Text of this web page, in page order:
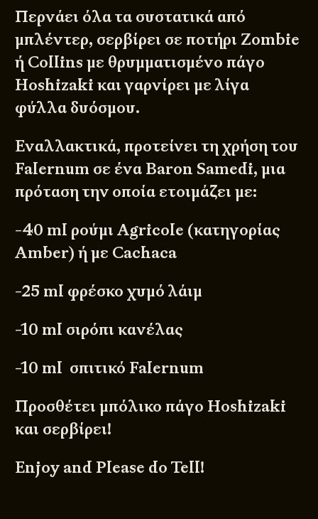
Περνάει όλα τα συστατικά από
μπλέντερ, σερβίρει σε ποτήρι Zombie
ή Collins με θρυμματισμένο πάγο
Hoshizaki και γαρνίρει με λίγα
φύλλα δυόσμου.
Εναλλακτικά, προτείνει τη χρήση του
Falernum σε ένα Baron Samedi, μια
πρόταση την οποία ετοιμάζει με:
-40 ml ρούμι Agricole (κατηγορίας
Amber) ή με Cachaca
-25 ml φρέσκο χυμό λάιμ
-10 ml σιρόπι κανέλας
-10 ml σπιτικό Falernum
Προσθέτει μπόλικο πάγο Hoshizaki
και σερβίρει!
Enjoy and Please do Tell!